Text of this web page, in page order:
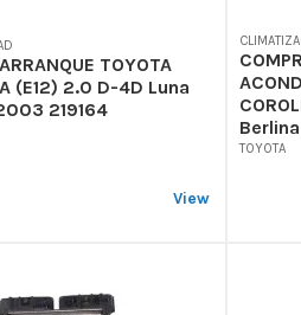
TOYOTA
(E12) 2.0 D-4D Luna
219164
View
TOYOTA